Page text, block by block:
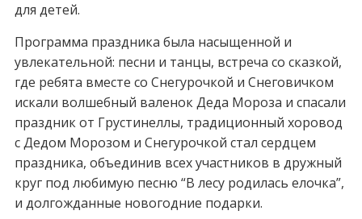
для детей.
Программа праздника была насыщенной и
увлекательной: песни и танцы, встреча со сказкой,
где ребята вместе со Снегурочкой и Снеговичком
искали волшебный валенок Деда Мороза и спасали
праздник от Грустинеллы, традиционный хоровод
с Дедом Морозом и Снегурочкой стал сердцем
праздника, объединив всех участников в дружный
круг под любимую песню “В лесу родилась елочка”,
и долгожданные новогодние подарки.